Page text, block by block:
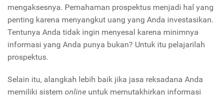
mengaksesnya. Pemahaman prospektus menjadi hal yang
penting karena menyangkut uang yang Anda investasikan.
Tentunya Anda tidak ingin menyesal karena minimnya
informasi yang Anda punya bukan? Untuk itu pelajarilah
prospektus.
Selain itu, alangkah lebih baik jika jasa reksadana Anda
memiliki sistem online untuk memutakhirkan informasi